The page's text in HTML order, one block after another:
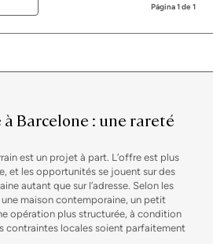
Página 1 de 1
Barcelone : une rareté
est un projet à part. L’offre est plus
et les opportunités se jouent sur des
autant que sur l’adresse. Selon les
maison contemporaine, un petit
opération plus structurée, à condition
contraintes locales soient parfaitement